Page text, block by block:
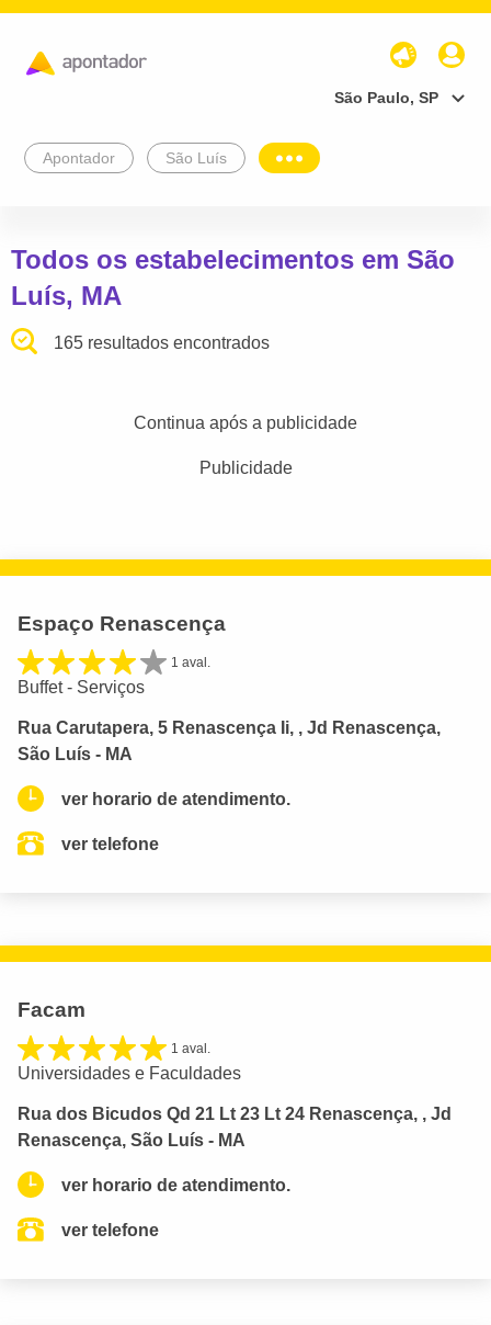
São Paulo, SP
Apontador São Luís
Todos os estabelecimentos em São
Luís, MA
165 resultados encontrados
Continua após a publicidade
Publicidade
Espaço Renascença
1 aval.
Buffet - Serviços
Rua Carutapera, 5 Renascença Ii, , Jd Renascença,
São Luís - MA
ver horario de atendimento.
ver telefone
Facam
1 aval.
Universidades e Faculdades
Rua dos Bicudos Qd 21 Lt 23 Lt 24 Renascença, , Jd
Renascença, São Luís - MA
ver horario de atendimento.
ver telefone